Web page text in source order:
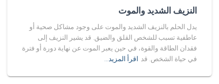
النزيف الشديد والموت
يدل الحلم بالنزيف الشديد والموت على وجود مشاكل صحية أو
عاطفية تسبب للشخص القلق والضيق. قد يشير النزيف إلى
فقدان الطاقة والقوة، في حين يعبر الموت عن نهاية دورة أو فترة
في حياة الشخص. قد اقرأ المزيد…